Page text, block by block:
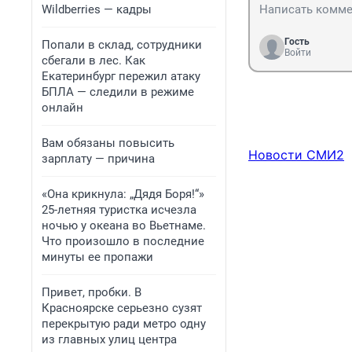
Wildberries — кадры
Попали в склад, сотрудники
сбегали в лес. Как
Екатеринбург пережил атаку
БПЛА — следили в режиме
онлайн
Вам обязаны повысить
зарплату — причина
«Она крикнула: „Дядя Боря!“»
25-летняя туристка исчезла
ночью у океана во Вьетнаме.
Что произошло в последние
минуты ее пропажи
Привет, пробки. В
Красноярске серьезно сузят
перекрытую ради метро одну
из главных улиц центра
Гость
Войти
Новости СМИ2